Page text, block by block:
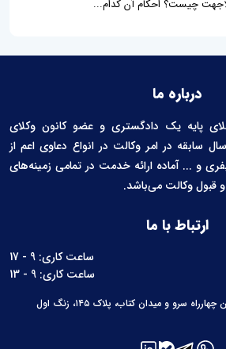
چیست؟ احکام آن کدام...
درباره ما
پایه یک دادگستری و عضو کانون وکلای
سابقه در امر وکالت در انواع دعاوی اعم از
و ... آماده ارائه خدمت در تمامی زمینه‌های
و قبول وکالت می‌باشد.
ارتباط با ما
ساعت کاری: 9 - 17
ساعت کاری: 9 - 13
سرو و میدان کتاب، پلاک ۱۴۵، زنگ اول